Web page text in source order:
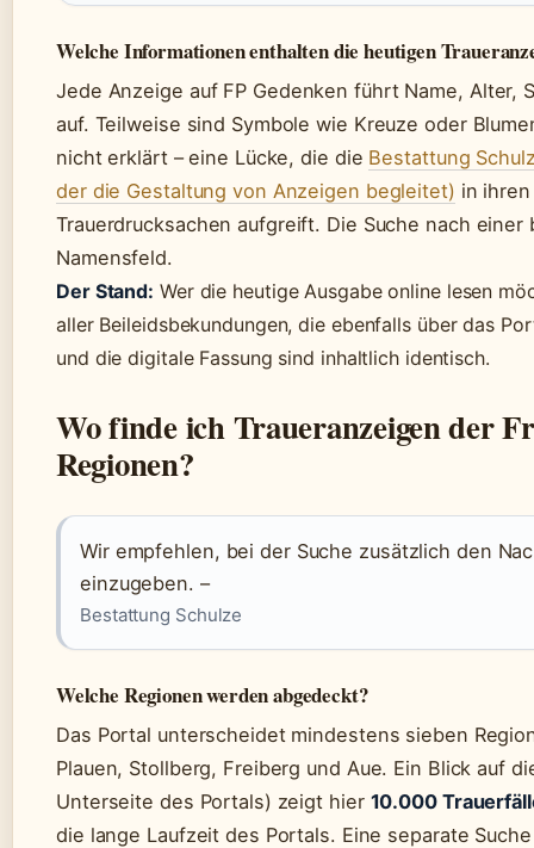
Welche Informationen enthalten die heutigen
Jede Anzeige auf FP Gedenken führt Name, Alter,
auf. Teilweise sind Symbole wie Kreuze oder
nicht erklärt – eine Lücke, die die Bestattung
der die Gestaltung von Anzeigen begleitet) in
Trauerdrucksachen aufgreift. Die Suche nach
Namensfeld.
Der Stand: Wer die heutige Ausgabe online lesen
aller Beileidsbekundungen, die ebenfalls über das
und die digitale Fassung sind inhaltlich identisch.
Wo finde ich Traueranzeigen der
Regionen?
Wir empfehlen, bei der Suche zusätzlich den
einzugeben. –
Bestattung Schulze
Welche Regionen werden abgedeckt?
Das Portal unterscheidet mindestens sieben
Plauen, Stollberg, Freiberg und Aue. Ein Blick auf
Unterseite des Portals) zeigt hier 10.000
die lange Laufzeit des Portals. Eine separate